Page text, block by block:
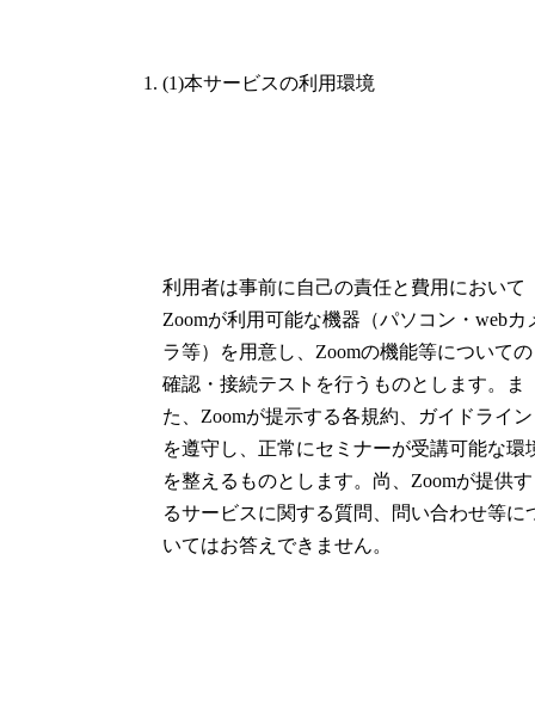
(1)本サービスの利用環境
利用者は事前に自己の責任と費用において
Zoomが利用可能な機器（パソコン・webカ
ラ等）を用意し、Zoomの機能等についての
確認・接続テストを行うものとします。ま
た、Zoomが提示する各規約、ガイドライン
を遵守し、正常にセミナーが受講可能な環
を整えるものとします。尚、Zoomが提供す
るサービスに関する質問、問い合わせ等に
いてはお答えできません。